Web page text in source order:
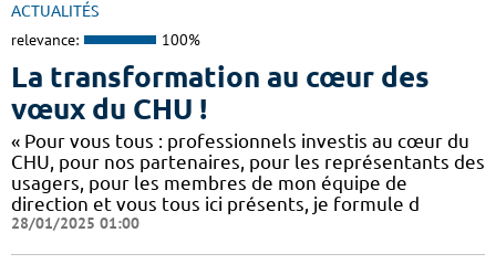
ACTUALITÉS
relevance: 100%
La transformation au cœur des
vœux du CHU !
« Pour vous tous : professionnels investis au cœur du
CHU, pour nos partenaires, pour les représentants des
usagers, pour les membres de mon équipe de
direction et vous tous ici présents, je formule d
28/01/2025 01:00